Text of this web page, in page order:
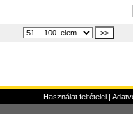
Használat feltételei|